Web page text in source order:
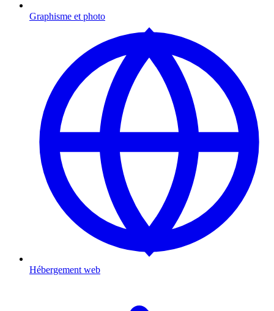
Graphisme et photo
Hébergement web